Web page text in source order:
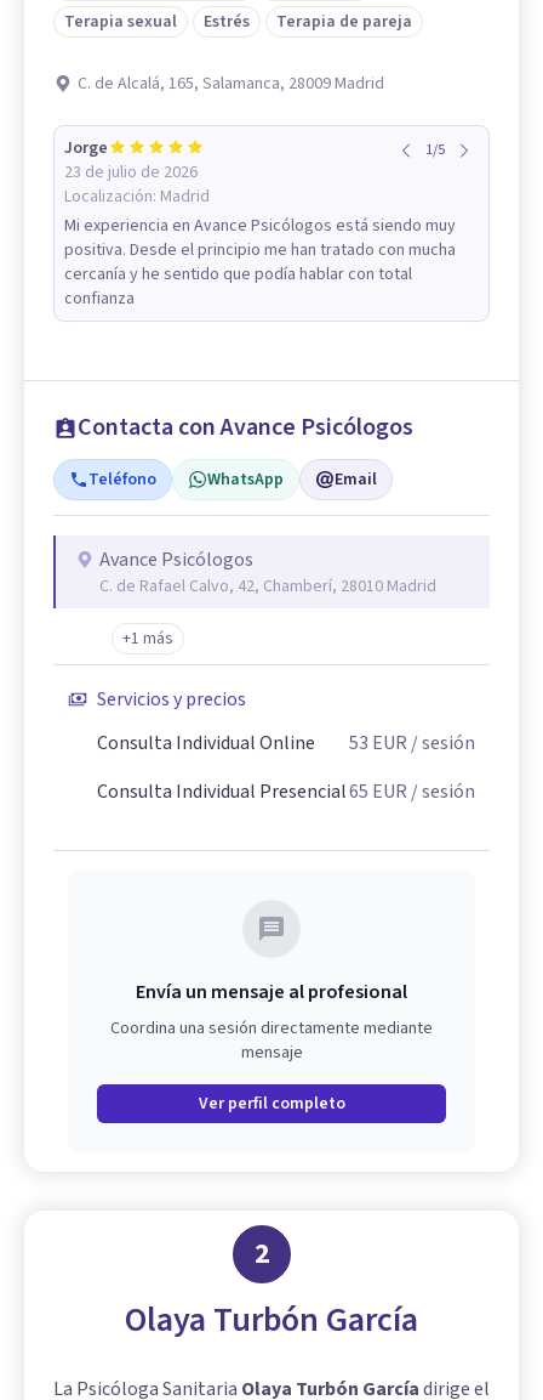
Terapia sexual
Estrés Terapia de pareja
C. de Alcalá, 165, Salamanca, 28009 Madrid
Jorge
23 de julio de 2026
Localización: Madrid
1/5
Mi experiencia en Avance Psicólogos está siendo muy
positiva. Desde el principio me han tratado con mucha
cercanía y he sentido que podía hablar con total
confianza
Contacta con Avance Psicólogos
Teléfono WhatsApp Email
Avance Psicólogos
C. de Rafael Calvo, 42, Chamberí, 28010 Madrid
+1 más
Servicios y precios
Consulta Individual Online
53 EUR / sesión
Consulta Individual Presencial65 EUR / sesión
Envía un mensaje al profesional
Coordina una sesión directamente mediante
mensaje
Ver perfil completo
2
Olaya Turbón García
La Psicóloga Sanitaria Olaya Turbón Garcíadirige el